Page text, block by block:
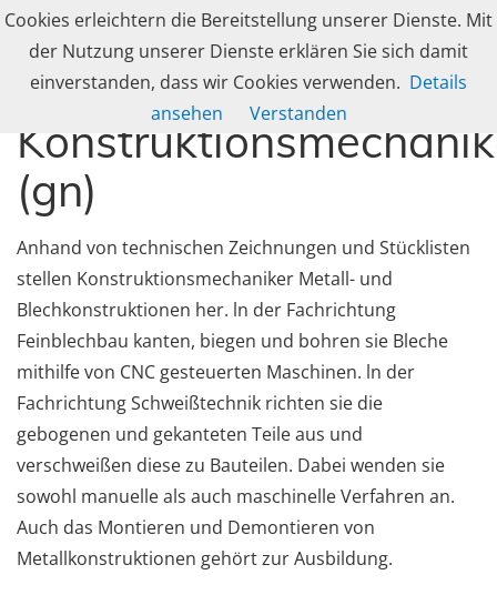
Skip to navigation
Skip to content
caleg group
Produzent und Lösungsanbieter für industrielle Gehäusetechnik,
(gn)
Anhand von technischen Zeichnungen und Stücklisten
stellen Konstruktions­mechaniker Metall- und
Blechkonstruktionen her. ln der Fachrichtung
Feinblechbau kanten, biegen und bohren sie Bleche
mithilfe von CNC gesteuerten Maschinen. ln der
Fachrichtung Schweißtechnik richten sie die
gebogenen und gekanteten Teile aus und
verschweißen diese zu Bauteilen. Dabei wenden sie
sowohl manuelle als auch maschinelle Verfahren an.
Auch das Montieren und Demontieren von
Metallkonstruktionen gehört zur Ausbildung.
Cookies erleichtern die Bereitstellung unserer Dienste. Mit
der Nutzung unserer Dienste erklären Sie sich damit
einverstanden, dass wir Cookies verwenden. Details
ansehen
Verstanden